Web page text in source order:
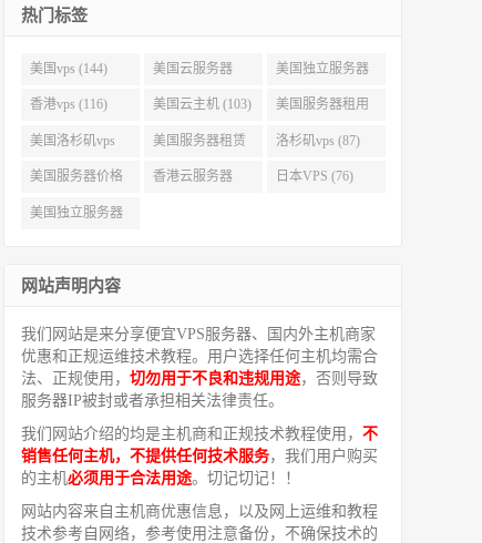
热门标签
美国vps (144) 美国云服务器
(143)
美国独立服务器
(118)
香港vps (116) 美国云主机 (103) 美国服务器租用
(99)
美国洛杉矶vps
(94)
美国服务器租赁
(91)
洛杉矶vps (87)
美国服务器价格
(82)
香港云服务器 日本VPS (76)
美国独立服务器
网站声明内容
我们网站是来分享便宜VPS服务器、国内外主机商家
优惠和正规运维技术教程。用户选择任何主机均需合
法、正规使用， 切勿用于不良和违规用途，否则导致
服务器IP被封或者承担相关法律责任。
我们网站介绍的均是主机商和正规技术教程使用， 不
销售任何主机，不提供任何技术服务，我们用户购买
的主机必须用于合法用途。切记切记！！
网站内容来自主机商优惠信息，以及网上运维和教程
技术参考自网络，参考使用注意备份，不确保技术的